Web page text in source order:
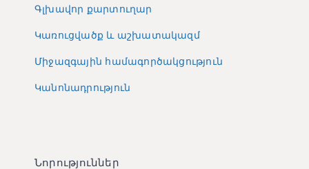
Գլխավոր քարտուղար
Կառուցվածք և աշխատակազմ
Միջազգային համագործակցություն
Կանոնադրություն
Նորություններ